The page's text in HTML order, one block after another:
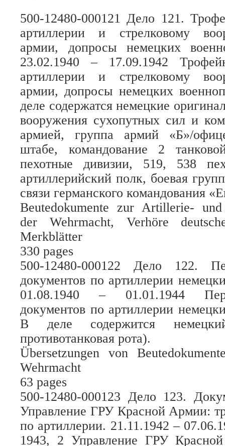
500-12480-000121 Дело 121.
артиллерии и стрелковому
армии, допросы немецких
23.02.1940 – 17.09.1942
артиллерии и стрелковому
армии, допросы немецких
деле содержатся немецкие
вооружения сухопутных сил и
армией, группа армий «Б»/
штабе, командование 2
пехотные дивизии, 519, 538
артиллерийский полк, боевая
связи германского командования
Beutedokumente zur Artillerie- und
der Wehrmacht, Verhöre
Merkblätter
330 pages
500-12480-000122 Дело 122.
документов по артиллерии
01.08.1940 – 01.01.1944
документов по артиллерии
В деле содержится
противотанковая рота).
Übersetzungen von
Wehrmacht
63 pages
500-12480-000123 Дело 123.
Управление ГРУ Красной Армии:
по артиллерии. 21.11.1942 –
1943, 2 Управление ГРУ